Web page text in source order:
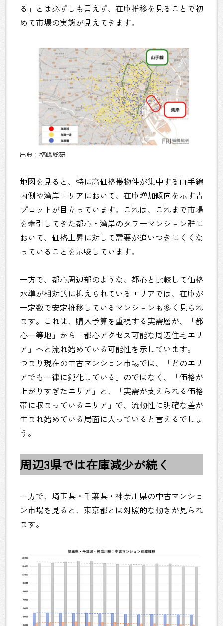
る」とは必ずしも言えず、在庫推移を見ることで初
めて市場の実態が見えてきます。
出典：福嶋総研
地図を見ると、特に高価格帯物件が集中する山手線
内側や湾岸エリアにおいて、在庫増加傾向を示す青
プロットが目立っています。これは、これまで市場
を牽引してきた都心・湾岸のタワーマンション群に
おいて、価格上昇に対して需要が追いつきにくくな
っていることを示唆しています。
一方で、都心周辺部のような、都心と比較して価格
水準が相対的に抑えられているエリアでは、在庫が
一定数で安定推移しているマンションも多く見られ
ます。これは、購入予算を重視する実需層が、「都
心一等地」から「都心アクセス可能な周辺住宅エリ
ア」へと流れ始めている可能性を示しています。
つまり現在の中古マンション市場では、「どのエリ
アでも一律に鈍化している」のではなく、「価格が
上がりすぎたエリア」と、「実需が支えられる価格
帯に収まっているエリア」で、流動性に明確な差が
生まれ始めている局面に入っていると言えるでしょ
う。
周辺3県では在庫減少が続く
一方で、埼玉県・千葉県・神奈川県の中古マンショ
ン市場を見ると、東京都とは対照的な動きが見られ
ます。